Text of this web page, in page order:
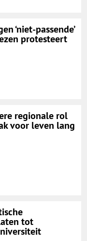
‘niet-passende’
protesteert
regionale rol
voor leven lang
tot